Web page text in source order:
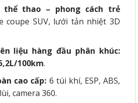
thể thao – phong cách trẻ
coupe SUV, lưới tản nhiệt 3D
liệu hàng đầu phân khúc:
100km.
cao cấp: 6 túi khí, ESP, ABS,
camera 360.